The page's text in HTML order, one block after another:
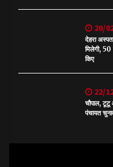
20/
देहरा
मिलेगी, 50
किए
22/
चौपाल,
पंचायत